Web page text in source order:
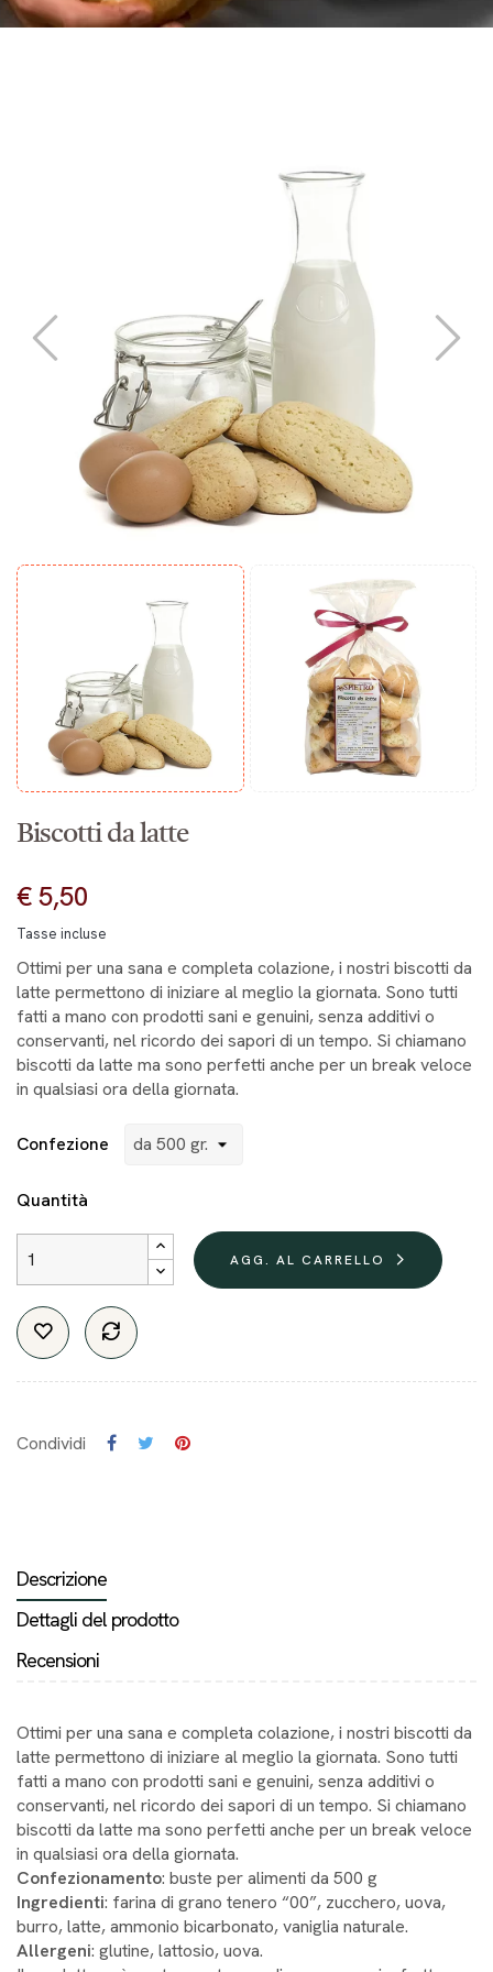
Biscotti da latte
€ 5,50
Tasse incluse
Ottimi per una sana e completa colazione, i nostri biscotti da
latte permettono di iniziare al meglio la giornata. Sono tutti
fatti a mano con prodotti sani e genuini, senza additivi o
conservanti, nel ricordo dei sapori di un tempo. Si chiamano
biscotti da latte ma sono perfetti anche per un break veloce
in qualsiasi ora della giornata.
Confezione
Quantità
AGG. AL CARRELLO
Condividi
Descrizione
Dettagli del prodotto
Recensioni
Ottimi per una sana e completa colazione, i nostri biscotti da
latte permettono di iniziare al meglio la giornata. Sono tutti
fatti a mano con prodotti sani e genuini, senza additivi o
conservanti, nel ricordo dei sapori di un tempo. Si chiamano
biscotti da latte ma sono perfetti anche per un break veloce
in qualsiasi ora della giornata.
Confezionamento: buste per alimenti da 500 g
Ingredienti: farina di grano tenero “00”, zucchero, uova,
burro, latte, ammonio bicarbonato, vaniglia naturale.
Allergeni: glutine, lattosio, uova.